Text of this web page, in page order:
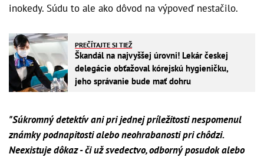
inokedy. Súdu to ale ako dôvod na výpoveď nestačilo.
PREČÍTAJTE SI TIEŽ
Škandál na najvyššej úrovni! Lekár českej
delegácie obťažoval kórejskú hygieničku,
jeho správanie bude mať dohru
"Súkromný detektív ani pri jednej príležitosti nespomenul
známky podnapitosti alebo neohrabanosti pri chôdzi.
Neexistuje dôkaz - či už svedectvo, odborný posudok alebo